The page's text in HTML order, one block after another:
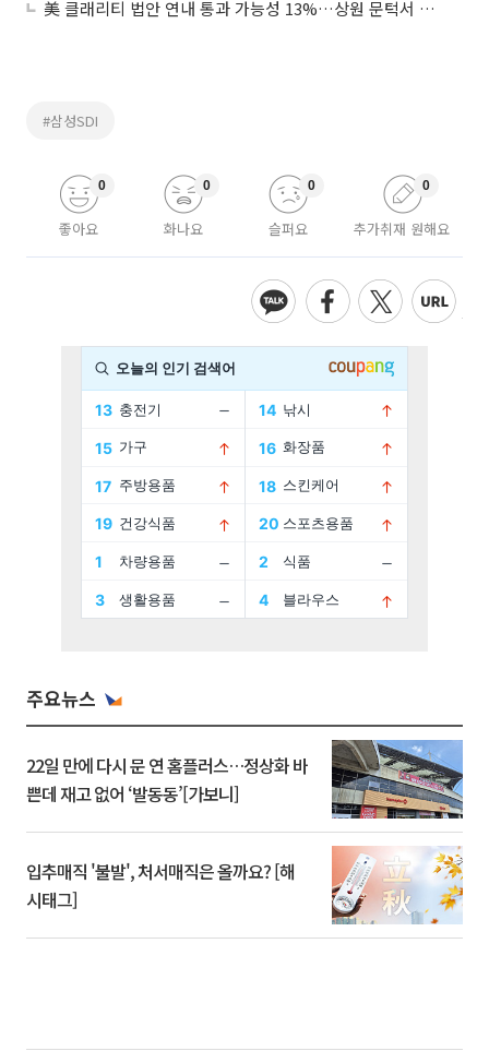
美 클래리티 법안 연내 통과 가능성 13%…상원 문턱서 제동
#삼성SDI
좋아요
0
화나요
0
슬퍼요
0
추가취재 원해요
0
주요뉴스
22일 만에 다시 문 연 홈플러스…정상화 바
쁜데 재고 없어 ‘발동동’[가보니]
입추매직 '불발', 처서매직은 올까요? [해
시태그]